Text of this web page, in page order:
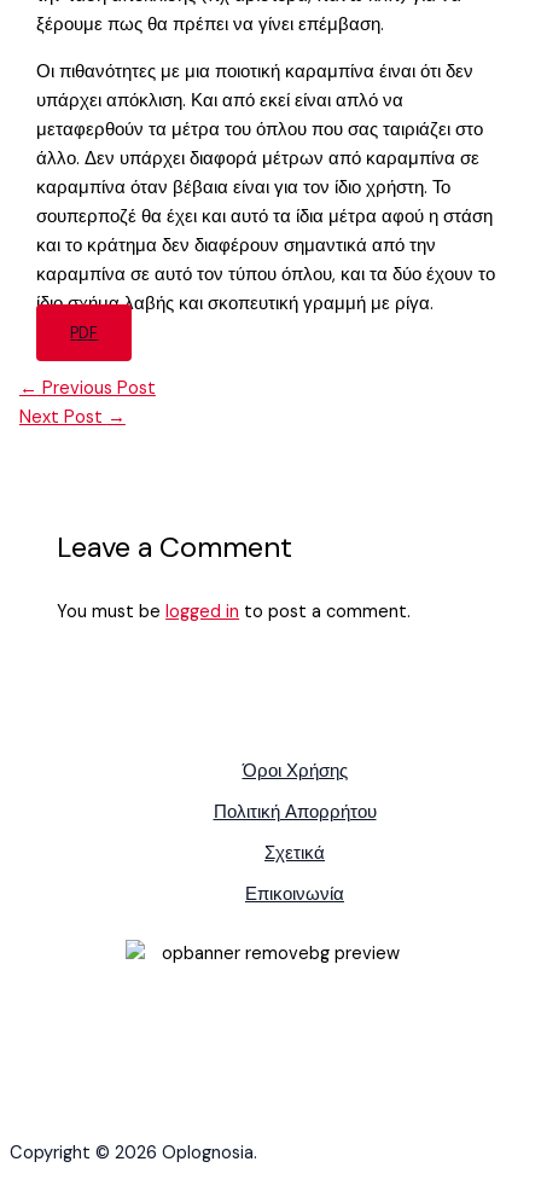
ξέρουμε πως θα πρέπει να γίνει επέμβαση.
Οι πιθανότητες με μια ποιοτική καραμπίνα έιναι ότι δεν
υπάρχει απόκλιση. Και από εκεί είναι απλό να
μεταφερθούν τα μέτρα του όπλου που σας ταιριάζει στο
άλλο. Δεν υπάρχει διαφορά μέτρων από καραμπίνα σε
καραμπίνα όταν βέβαια είναι για τον ίδιο χρήστη. Το
σουπερποζέ θα έχει και αυτό τα ίδια μέτρα αφού η στάση
και το κράτημα δεν διαφέρουν σημαντικά από την
καραμπίνα σε αυτό τον τύπου όπλου, και τα δύο έχουν το
ίδιο σχήμα λαβής και σκοπευτική γραμμή με ρίγα.
PDF
← Previous Post
Next Post →
Leave a Comment
You must belogged in to post a comment.
Όροι Χρήσης
Πολιτική Απορρήτου
Σχετικά
Επικοινωνία
Copyright © 2026 Oplognosia.